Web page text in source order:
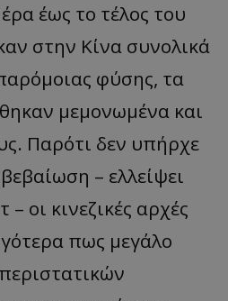
έως το τέλος του
στην Κίνα συνολικά
φύσης, τα
μεμονωμένα και
Παρότι δεν υπήρχε
– ελλείψει
οι κινεζικές αρχές
πως μεγάλο